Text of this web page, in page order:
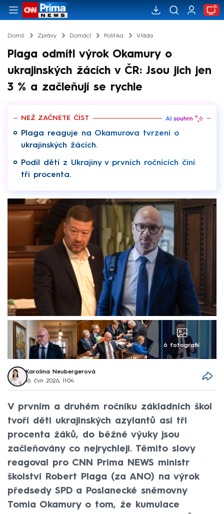
Domů Zprávy Domácí Politika Vláda
Plaga odmítl výrok Okamury o
ukrajinských žácích v ČR: Jsou jich jen
3 % a začleňují se rychle
NEŽ ZAČNETE ČÍST
Plaga reaguje na Okamurova tvrzení o
ukrajinských žácích.
Podíl dětí z Ukrajiny v prvních ročnících činí
tři procenta.
6 fotografií
Karolína Neubergerová
16. čvn 2026, 11:04
V prvním a druhém ročníku základních škol
tvoří děti ukrajinských azylantů asi tři
procenta žáků, do běžné výuky jsou
začleňovány co nejrychleji. Těmito slovy
reagoval pro CNN Prima NEWS ministr
školství Robert Plaga (za ANO) na výrok
předsedy SPD a Poslanecké sněmovny
Tomia Okamury o tom, že kumulace